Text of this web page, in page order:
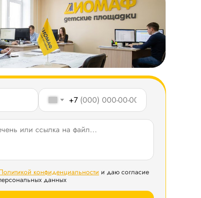
+7
конфиденциальности и даю согласие
данных